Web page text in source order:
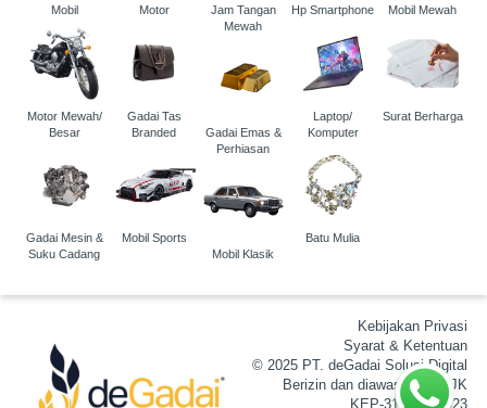
Mobil
Motor Mewah/
Besar
Gadai Mesin &
Suku Cadang
Motor
Gadai Tas
Branded
Mobil Sports
Jam Tangan
Mewah
Gadai Emas &
Perhiasan
Mobil Klasik
Hp Smartphone
Laptop/
Komputer
Batu Mulia
Mobil Mewah
Surat Berharga
Kebijakan Privasi
Syarat & Ketentuan
© 2025 PT. deGadai Solusi Digital
Berizin dan diawasi oleh OJK
KEP-31/D.05/2023